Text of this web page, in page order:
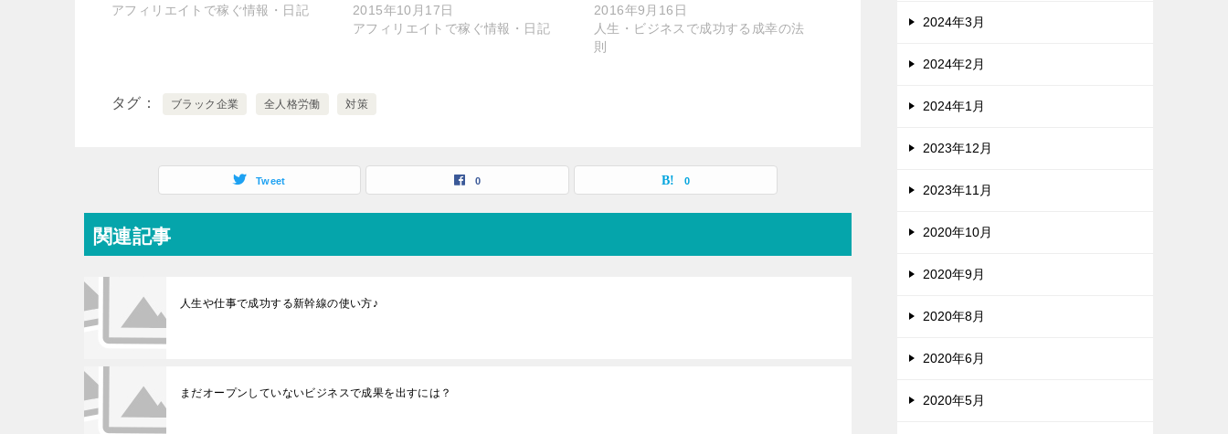
アフィリエイトで稼ぐ情報・日記
2015年10月17日
アフィリエイトで稼ぐ情報・日記
2016年9月16日
人生・ビジネスで成功する成幸の法
則
タグ ブラック企業 全人格労働 対策
Tweet 0 0
関連記事
人生や仕事で成功する新幹線の使い方♪
まだオープンしていないビジネスで成果を出すには？
2024年3月
2024年2月
2024年1月
2023年12月
2023年11月
2020年10月
2020年9月
2020年8月
2020年6月
2020年5月